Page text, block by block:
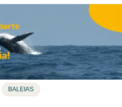
BALEIAS